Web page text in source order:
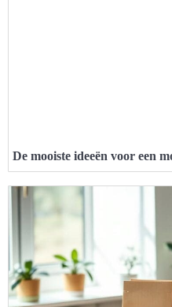
De mooiste ideeën voor een